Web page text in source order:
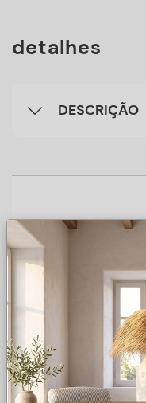
detalhes
DESCRIÇÃO